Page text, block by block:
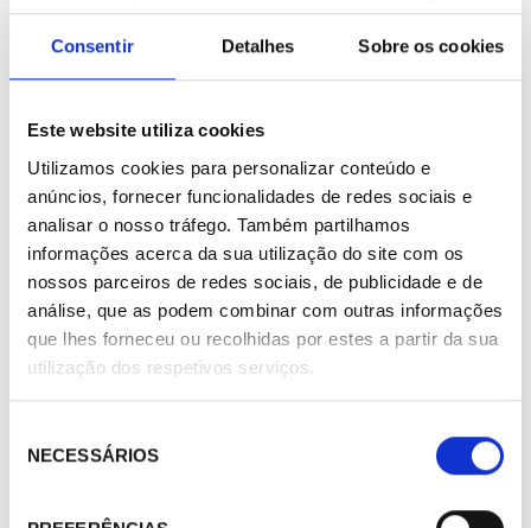
Consentir Detalhes Sobre os cookies
Este website utiliza cookies
Utilizamos cookies para personalizar conteúdo e
anúncios, fornecer funcionalidades de redes sociais e
analisar o nosso tráfego. Também partilhamos
informações acerca da sua utilização do site com os
nossos parceiros de redes sociais, de publicidade e de
análise, que as podem combinar com outras informações
que lhes forneceu ou recolhidas por estes a partir da sua
utilização dos respetivos serviços.
NECESSÁRIOS
290361
FP1080/2